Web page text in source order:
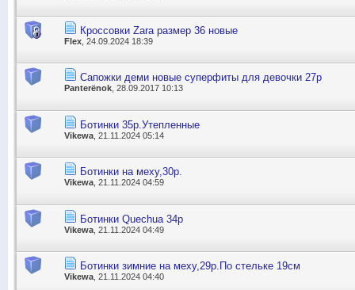
Кроссовки Zara размер 36 новые
Flex , 24.09.2024 18:39
Сапожки деми новые суперфиты для девочки 27р
Panterёnok, 28.09.2017 10:13
Ботинки 35р.Утепленные
Vikewa , 21.11.2024 05:14
Ботинки на меху,30р.
Vikewa , 21.11.2024 04:59
Ботинки Quechua 34р
Vikewa , 21.11.2024 04:49
Ботинки зимние на меху,29р.По стельке 19см
Vikewa , 21.11.2024 04:40